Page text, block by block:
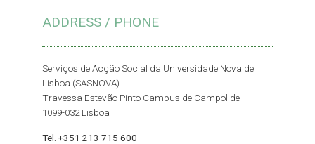
ADDRESS / PHONE
Serviços de Acção Social da Universidade Nova de
Lisboa (SASNOVA)
Travessa Estevão Pinto Campus de Campolide
1099-032 Lisboa
Tel. +351 213 715 600